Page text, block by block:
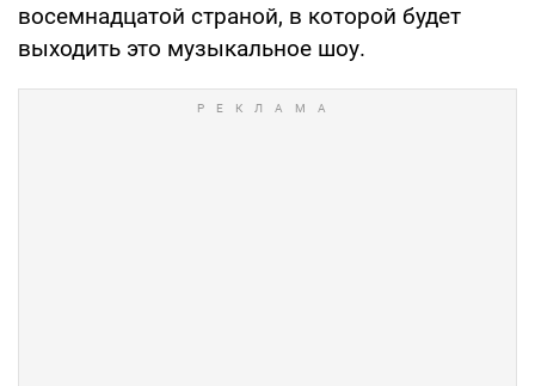
восемнадцатой страной, в которой будет
выходить это музыкальное шоу.